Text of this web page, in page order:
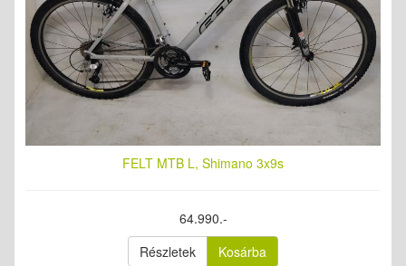
FELT MTB L, Shimano 3x9s
64.990.-
Részletek
Kosárba